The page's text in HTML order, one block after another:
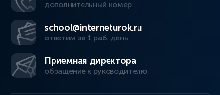
дополнительный номер
school@interneturok.ru
ответим за 1 раб. день
Приемная директора
обращение к руководителю